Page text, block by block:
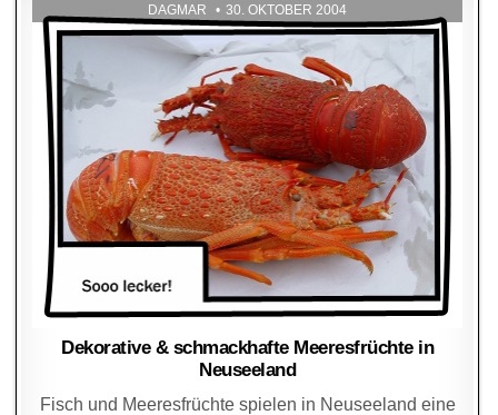
DAGMAR 30. OKTOBER 2004
Dekorative & schmackhafte Meeresfrüchte in
Neuseeland
Fisch und Meeresfrüchte spielen in Neuseeland eine